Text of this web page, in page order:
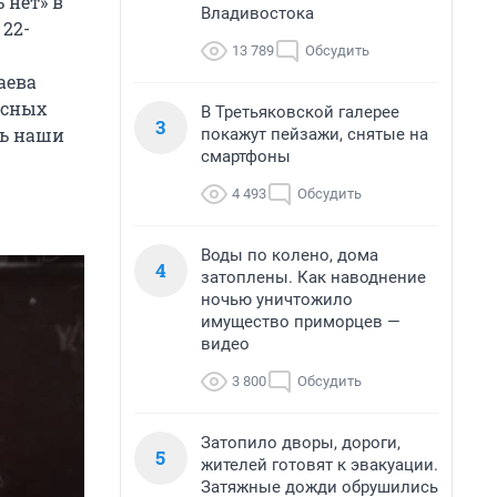
наши
Владивостока
13 789 Обсудить
3
В Третьяковской галерее
покажут пейзажи, снятые на
смартфоны
4 493 Обсудить
4
Воды по колено, дома
затоплены. Как наводнение
ночью уничтожило
имущество приморцев —
видео
3 800 Обсудить
5
Затопило дворы, дороги,
жителей готовят к эвакуации.
Затяжные дожди обрушились